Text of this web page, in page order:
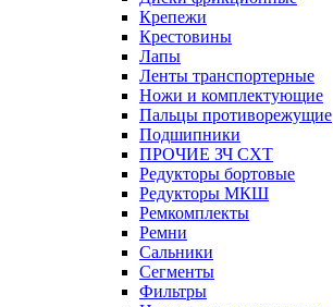
Крепежи
Крестовины
Лапы
Ленты транспортерные
Ножи и комплектующие
Пальцы противорежущие
Подшипники
ПРОЧИЕ ЗЧ СХТ
Редукторы бортовые
Редукторы МКШ
Ремкомплекты
Ремни
Сальники
Сегменты
Фильтры